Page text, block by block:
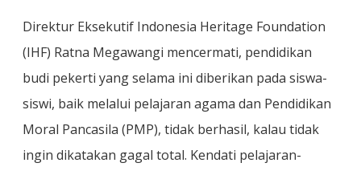
Direktur Eksekutif Indonesia Heritage Foundation
(IHF) Ratna Megawangi mencermati, pendidikan
budi pekerti yang selama ini diberikan pada siswa-
siswi, baik melalui pelajaran agama dan Pendidikan
Moral Pancasila (PMP), tidak berhasil, kalau tidak
ingin dikatakan gagal total. Kendati pelajaran-